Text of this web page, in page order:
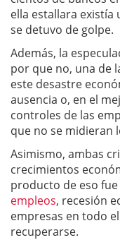
ella estallara existía
se detuvo de golpe.
Además, la
por que no, una de
este desastre
ausencia o, en el
controles de las
que no se midieran
Asimismo, ambas
crecimientos
producto de eso fue
empleos, recesión
empresas en todo
recuperarse.